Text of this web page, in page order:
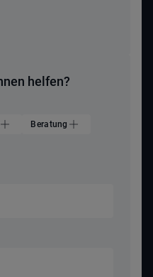
helfen?
Beratung